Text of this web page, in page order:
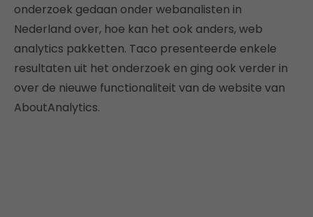
onderzoek gedaan onder webanalisten in
Nederland over, hoe kan het ook anders, web
analytics pakketten. Taco presenteerde enkele
resultaten uit het onderzoek en ging ook verder in
over de nieuwe functionaliteit van de website van
AboutAnalytics.